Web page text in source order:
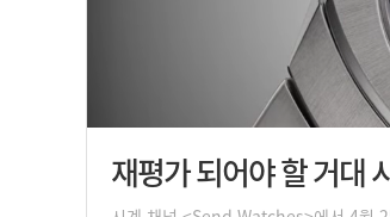
재평가 되어야 할 거대